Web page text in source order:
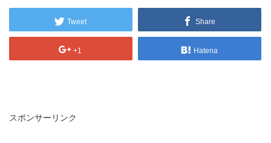
Tweet Share
+1 Hatena
スポンサーリンク